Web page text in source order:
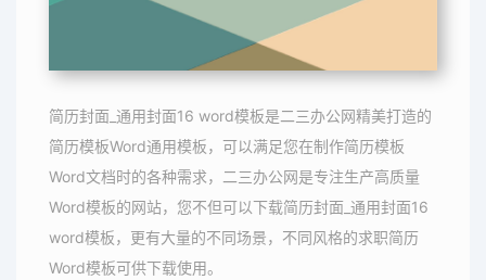
简历封面_通用封面16 word模板是二三办公网精美打造的
简历模板Word通用模板，可以满足您在制作简历模板
Word文档时的各种需求，二三办公网是专注生产高质量
Word模板的网站，您不但可以下载简历封面_通用封面16
word模板，更有大量的不同场景，不同风格的求职简历
Word模板可供下载使用。